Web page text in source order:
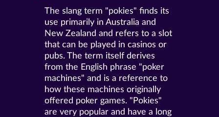
The slang term "pokies" finds its
use primarily in Australia and
New Zealand and refers to a slot
that can be played in casinos or
pubs. The term itself derives
from the English phrase "poker
machines" and is a reference to
how these machines originally
offered poker games. "Pokies"
are very popular and have a long